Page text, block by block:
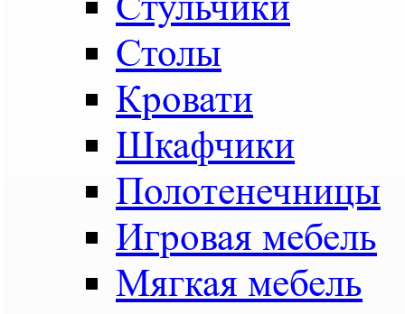
Столы
Кровати
Шкафчики
Полотенечницы
Игровая мебель
Мягкая мебель